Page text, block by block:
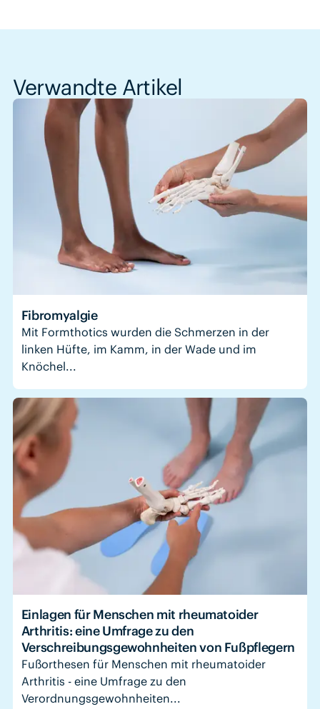
Verwandte Artikel
Fibromyalgie
Mit Formthotics wurden die Schmerzen in der
linken Hüfte, im Kamm, in der Wade und im
Knöchel...
Einlagen für Menschen mit rheumatoider
Arthritis: eine Umfrage zu den
Verschreibungsgewohnheiten von Fußpflegern
Fußorthesen für Menschen mit rheumatoider
Arthritis - eine Umfrage zu den
Verordnungsgewohnheiten...